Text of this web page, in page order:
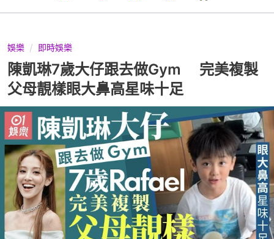
娛樂 即時娛樂
陳凱琳7歲大仔跟去做Gym 完美複製
父母靚樣眼大鼻高星味十足